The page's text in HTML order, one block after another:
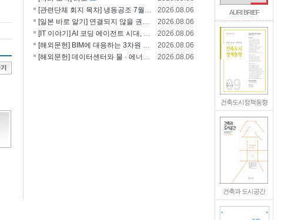
AURI BRIEF
건축도시정책동향
건축과 도시공간
[관련단체 회지 목차] 냉동공조 7월호(한국냉..
2026.08.06
[일본 바로 알기] 연결되지 않을 권리를 찾는..
2026.08.06
[IT 이야기] AI 코딩 에이전트 시대, 엔..
2026.08.06
[해외문헌] BIM에 대응하는 3차원 건축 설..
2026.08.06
[해외문헌] 데이터센터와 물 · 에너지의 통합..
2026.08.06